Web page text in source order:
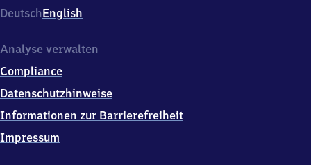
Limbacherstr.
90,
1
2
6
DeutschEnglish
Analyse verwalten
Compliance
Datenschutzhinweise
Informationen zur Barrierefreiheit
Impressum